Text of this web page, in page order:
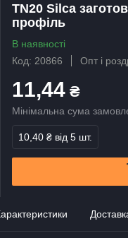
TN20 Silca
профіль
В наявності
Код: 20866
Опт і
11,44 ₴
Мінімальна сума
10,40 ₴ від 5 шт.